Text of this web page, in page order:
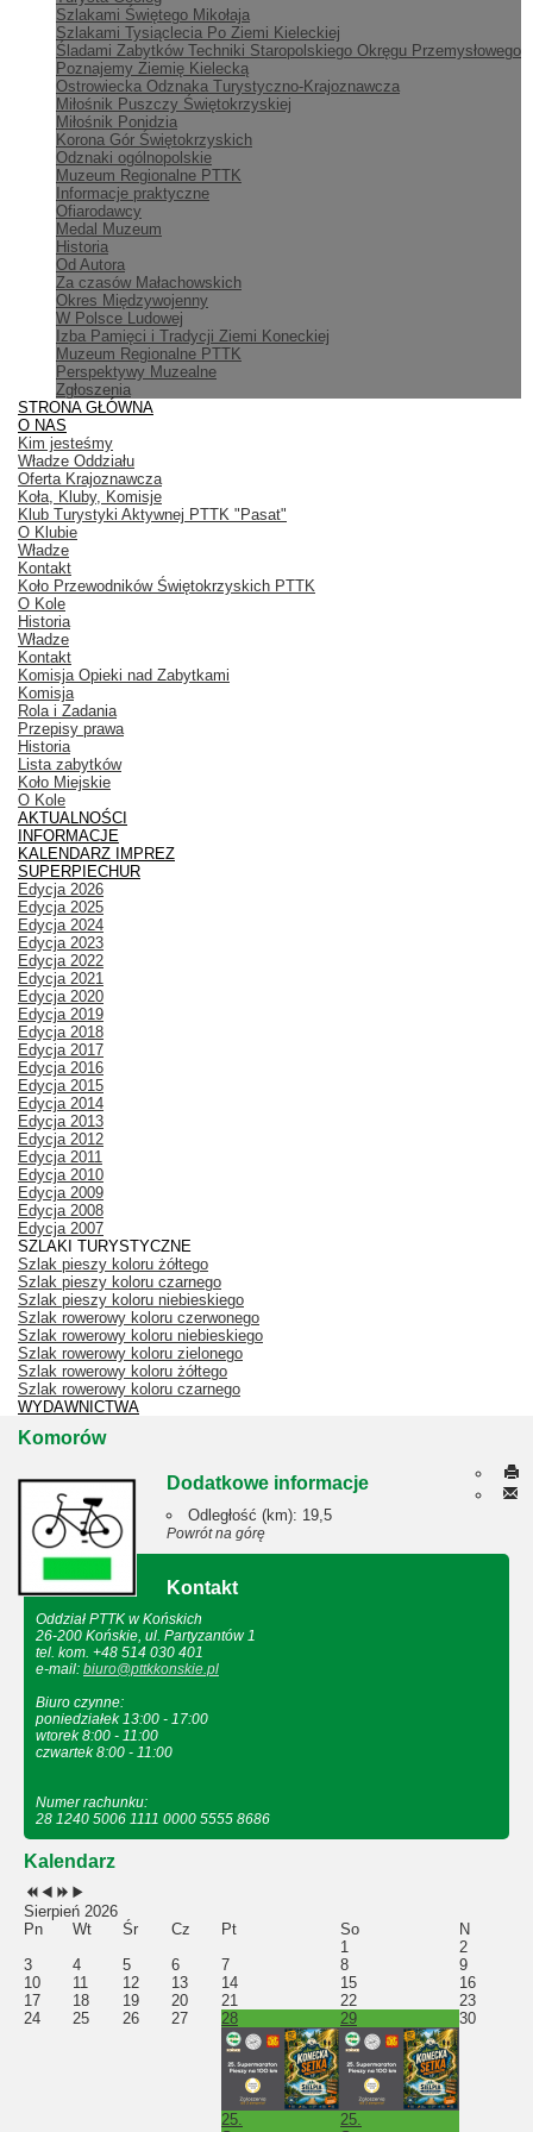
Szlakami Świętego Mikołaja
Szlakami Tysiąclecia Po Ziemi Kieleckiej
Śladami Zabytków Techniki Staropolskiego Okręgu Przemysłowego
Poznajemy Ziemię Kielecką
Ostrowiecka Odznaka Turystyczno-Krajoznawcza
Miłośnik Puszczy Świętokrzyskiej
Miłośnik Ponidzia
Korona Gór Świętokrzyskich
Odznaki ogólnopolskie
Muzeum Regionalne PTTK
Informacje praktyczne
Ofiarodawcy
Medal Muzeum
Historia
Od Autora
Za czasów Małachowskich
Okres Międzywojenny
W Polsce Ludowej
Izba Pamięci i Tradycji Ziemi Koneckiej
Muzeum Regionalne PTTK
Perspektywy Muzealne
Zgłoszenia
STRONA GŁÓWNA
O NAS
Kim jesteśmy
Władze Oddziału
Oferta Krajoznawcza
Koła, Kluby, Komisje
Klub Turystyki Aktywnej PTTK "Pasat"
O Klubie
Władze
Kontakt
Koło Przewodników Świętokrzyskich PTTK
O Kole
Historia
Władze
Kontakt
Komisja Opieki nad Zabytkami
Komisja
Rola i Zadania
Przepisy prawa
Historia
Lista zabytków
Koło Miejskie
O Kole
AKTUALNOŚCI
INFORMACJE
KALENDARZ IMPREZ
SUPERPIECHUR
Edycja 2026
Edycja 2025
Edycja 2024
Edycja 2023
Edycja 2022
Edycja 2021
Edycja 2020
Edycja 2019
Edycja 2018
Edycja 2017
Edycja 2016
Edycja 2015
Edycja 2014
Edycja 2013
Edycja 2012
Edycja 2011
Edycja 2010
Edycja 2009
Edycja 2008
Edycja 2007
SZLAKI TURYSTYCZNE
Szlak pieszy koloru żółtego
Szlak pieszy koloru czarnego
Szlak pieszy koloru niebieskiego
Szlak rowerowy koloru czerwonego
Szlak rowerowy koloru niebieskiego
Szlak rowerowy koloru zielonego
Szlak rowerowy koloru żółtego
Szlak rowerowy koloru czarnego
WYDAWNICTWA
Komorów
Dodatkowe informacje
Odległość (km): 19,5
Powrót na górę
Kontakt
Oddział PTTK w Końskich
26-200 Końskie, ul. Partyzantów 1
tel. kom. +48 514 030 401
e-mail: biuro@pttkkonskie.pl
Biuro czynne:
poniedziałek 13:00 - 17:00
wtorek 8:00 - 11:00
czwartek 8:00 - 11:00
Numer rachunku:
28 1240 5006 1111 0000 5555 8686
Kalendarz
Sierpień 2026
Pn
Wt Śr Cz Pt So
N
1
2
3
4 5 6 7 8
9
10
11 12 13 14 15
16
17
18 19 20 21 22
23
24
25 26 27 28
25.
29
25.
30